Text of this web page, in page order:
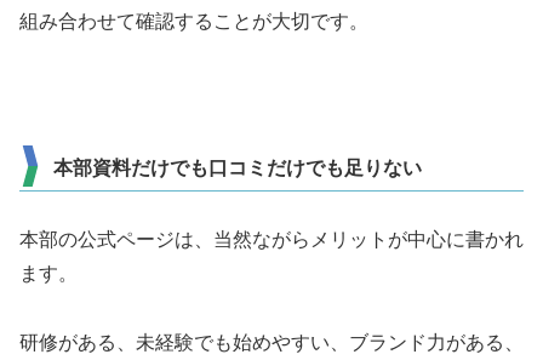
組み合わせて確認することが大切です。
本部資料だけでも口コミだけでも足りない
本部の公式ページは、当然ながらメリットが中心に書かれ
ます。
研修がある、未経験でも始めやすい、ブランド力がある、